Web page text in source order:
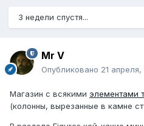
3 недели спустя...
Mr V
Опубликовано 21 апреля,
Магазин с всякими элементами
(колонны, вырезанные в камне